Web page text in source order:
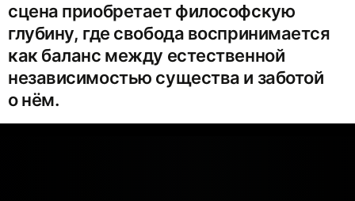
сцена приобретает философскую
глубину, где свобода воспринимается
как баланс между естественной
независимостью существа и заботой
о нём.